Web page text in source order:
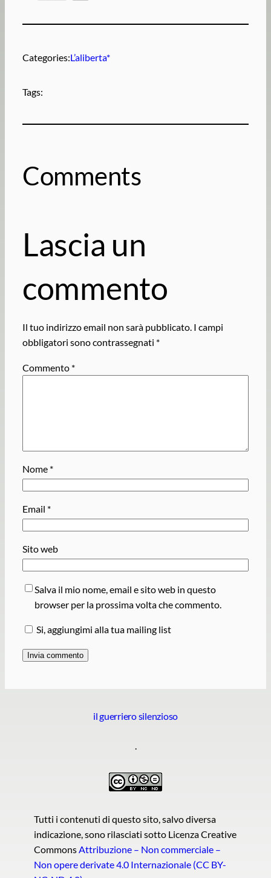
Categories:L’aliberta*
Tags:
Comments
Lascia un
commento
Il tuo indirizzo email non sarà pubblicato. I campi
obbligatori sono contrassegnati *
Commento *
Nome *
Email *
Sito web
Salva il mio nome, email e sito web in questo
browser per la prossima volta che commento.
Si, aggiungimi alla tua mailing list
il guerriero silenzioso
.
Tutti i contenuti di questo sito, salvo diversa
indicazione, sono rilasciati sotto Licenza Creative
CommonsAttribuzione – Non commerciale –
Non opere derivate 4.0 Internazionale (CC BY-